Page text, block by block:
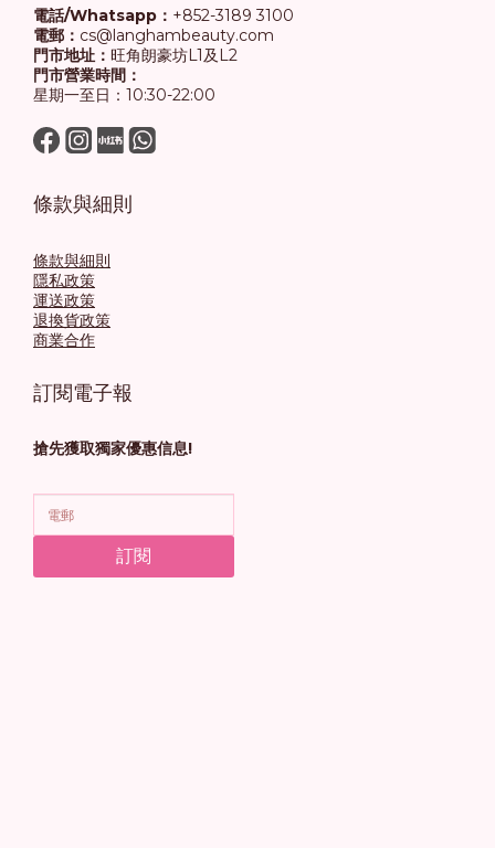
電話/Whatsapp： +852-3189 3100
電郵： cs@langhambeauty.com
門市地址： 旺角朗豪坊L1及L2
門市營業時間：
星期一至日：10:30-22:00
條款與細則
條款與細則
隱私政策
運送政策
退換貨政策
商業合作
訂閱電子報
搶先獲取獨家優惠信息!
訂閱